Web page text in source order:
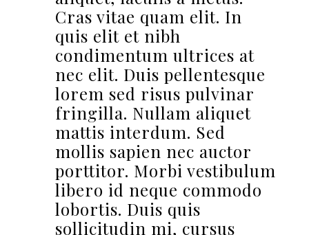
Cras vitae quam elit. In
quis elit et nibh
condimentum ultrices at
nec elit. Duis pellentesque
lorem sed risus pulvinar
fringilla. Nullam aliquet
mattis interdum. Sed
mollis sapien nec auctor
porttitor. Morbi vestibulum
libero id neque commodo
lobortis. Duis quis
sollicitudin mi, cursus